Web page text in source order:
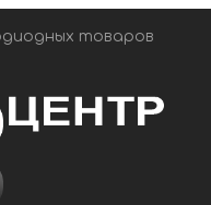
товаров